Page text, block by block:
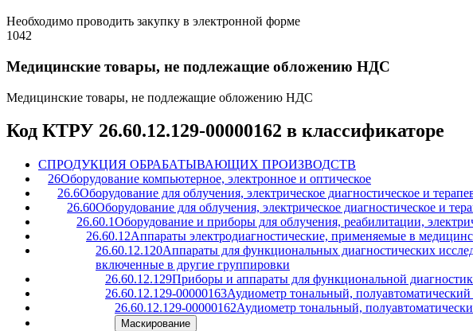
Необходимо проводить закупку в электронной форме
1042
Медицинские товары, не подлежащие обложению НДС
Медицинские товары, не подлежащие обложению НДС
Код КТРУ 26.60.12.129-00000162 в классификаторе
CПРОДУКЦИЯ ОБРАБАТЫВАЮЩИХ ПРОИЗВОДСТВ
26Оборудование компьютерное, электронное и оптическое
26.6Оборудование для облучения, электрическое диагностическое и
26.60Оборудование для облучения, электрическое диагностическое и
26.60.1Оборудование и приборы для облучения, реабилитации,
26.60.12Аппараты электродиагностические, применяемые в
26.60.12.120Аппараты для функциональных диагностических
включенные в другие группировки
26.60.12.129Приборы и аппараты для функциональной
26.60.12.129-00000163Аудиометр тональный,
26.60.12.129-00000162Аудиометр тональный,
Маскирование